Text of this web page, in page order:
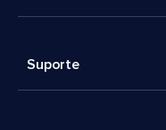
Suporte